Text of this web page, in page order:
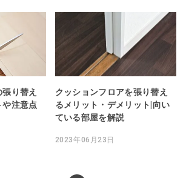
り替え
や注意点
クッションフロアを張り替え
るメリット・デメリット|向い
ている部屋を解説
2023年06月23日